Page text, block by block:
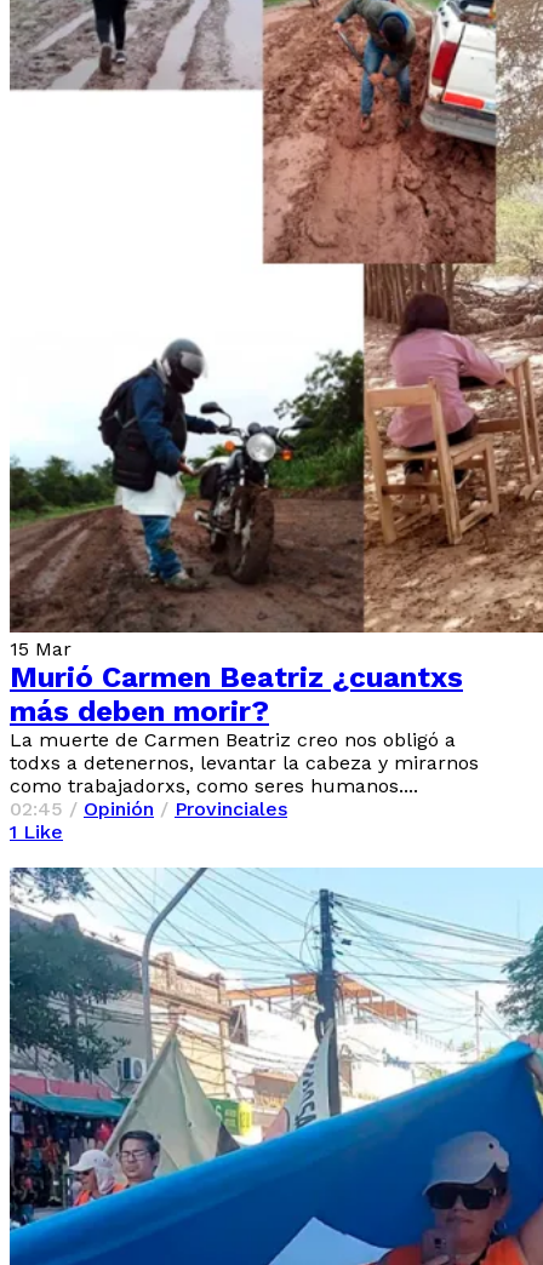
15 Mar
Murió Carmen Beatriz ¿cuantxs
más deben morir?
La muerte de Carmen Beatriz creo nos obligó a
todxs a detenernos, levantar la cabeza y mirarnos
como trabajadorxs, como seres humanos....
02:45 / Opinión / Provinciales
1 Like